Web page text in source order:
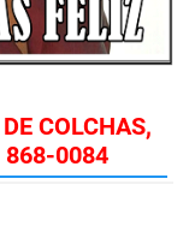
COLCHAS,
868-0084